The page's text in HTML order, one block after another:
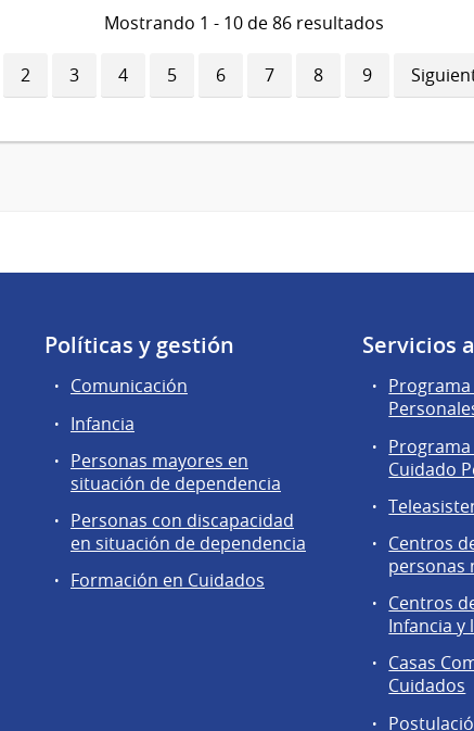
Mostrando 1 - 10 de 86 resultados
Página
2 Página
3 Página
4 Página
5 Página
6 Página
7 Página
8 Página
9
página
Políticas y gestión
Comunicación
Infancia
Personas mayores en
situación de dependencia
Personas con discapacidad
en situación de dependencia
Formación en Cuidados
Servicios
Cuidado
Centros
personas
Centros
Infancia y
Casas
Cuidados